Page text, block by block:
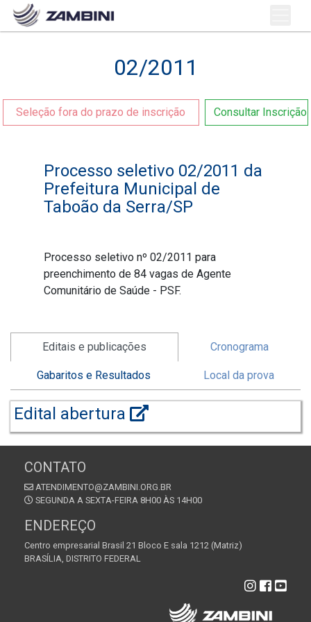
02/2011
Seleção fora do prazo de inscrição Consultar Inscrição
Processo seletivo 02/2011 da
Prefeitura Municipal de
Taboão da Serra/SP
Processo seletivo nº 02/2011 para
preenchimento de 84 vagas de Agente
Comunitário de Saúde - PSF.
Editais e publicações Cronograma
Gabaritos e Resultados Local da prova
Edital abertura
CONTATO
ATENDIMENTO@ZAMBINI.ORG.BR
SEGUNDA A SEXTA-FEIRA 8H00 ÀS 14H00
ENDEREÇO
Centro empresarial Brasil 21 Bloco E sala 1212 (Matriz)
BRASÍLIA, DISTRITO FEDERAL